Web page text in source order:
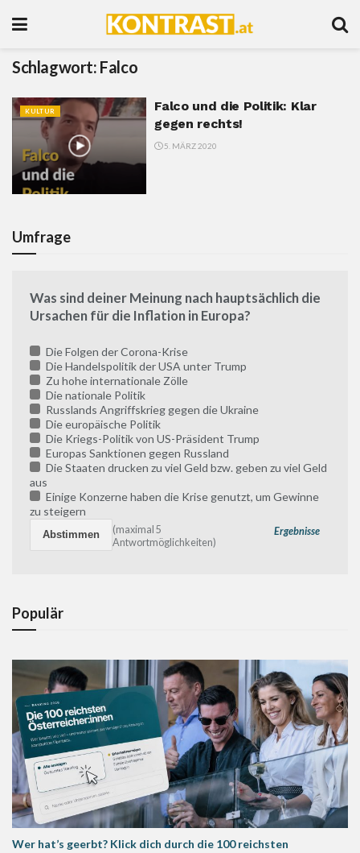
Schlagwort: Falco
KULTUR
Falco und die Politik: Klar
gegen rechts!
5. MÄRZ 2020
Umfrage
Was sind deiner Meinung nach hauptsächlich die
Ursachen für die Inflation in Europa?
Die Folgen der Corona-Krise
Die Handelspolitik der USA unter Trump
Zu hohe internationale Zölle
Die nationale Politik
Russlands Angriffskrieg gegen die Ukraine
Die europäische Politik
Die Kriegs-Politik von US-Präsident Trump
Europas Sanktionen gegen Russland
Die Staaten drucken zu viel Geld bzw. geben zu viel Geld
aus
Einige Konzerne haben die Krise genutzt, um Gewinne
zu steigern
Ergebnisse
(maximal 5
Antwortmöglichkeiten)
Populär
Wer hat’s geerbt? Klick dich durch die 100 reichsten